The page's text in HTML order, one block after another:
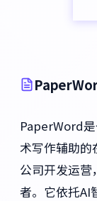
PaperWord
术写作辅助的
公司开发运
者。它依托AI